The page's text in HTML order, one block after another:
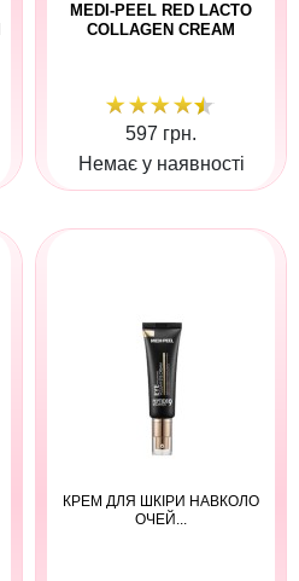
MEDI-PEEL RED LACTO
COLLAGEN CREAM
597 грн.
Немає у наявності
КРЕМ ДЛЯ ШКІРИ НАВКОЛО
ОЧЕЙ...